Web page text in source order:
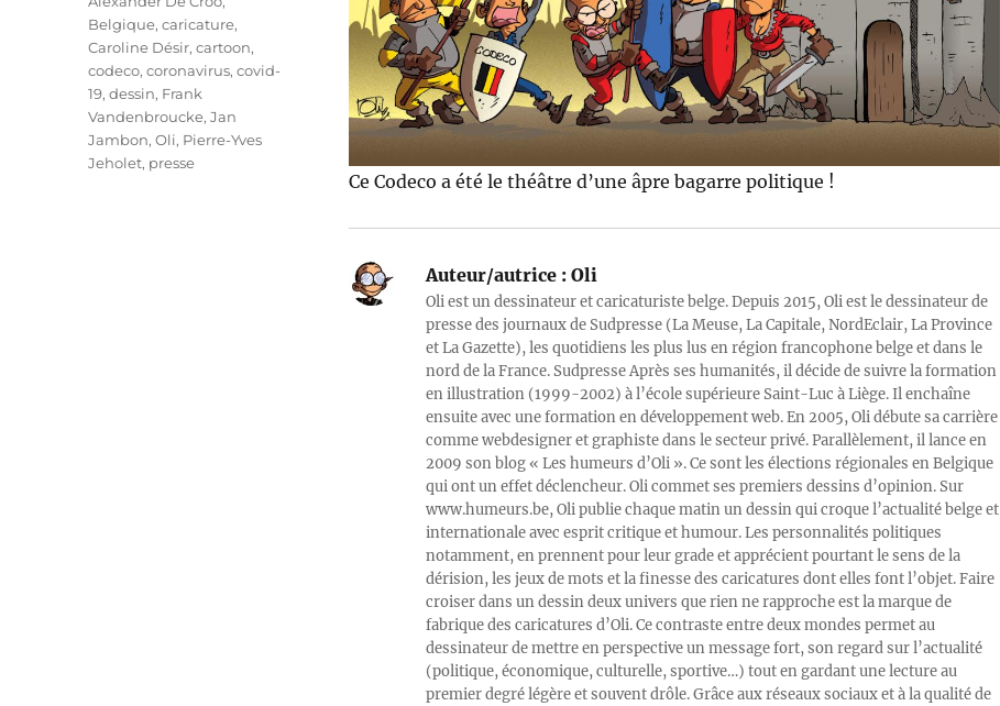
Ce Codeco a été le théâtre d’une âpre bagarre politique !
Auteur/autrice :Oli
Oli est un dessinateur et caricaturiste belge. Depuis 2015, Oli est le dessinateur de
presse des journaux de Sudpresse (La Meuse, La Capitale, NordEclair, La Province
et La Gazette), les quotidiens les plus lus en région francophone belge et dans le
nord de la France. Sudpresse Après ses humanités, il décide de suivre la formation
en illustration (1999-2002) à l’école supérieure Saint-Luc à Liège. Il enchaîne
ensuite avec une formation en développement web. En 2005, Oli débute sa carrière
comme webdesigner et graphiste dans le secteur privé. Parallèlement, il lance en
2009 son blog « Les humeurs d’Oli ». Ce sont les élections régionales en Belgique
qui ont un effet déclencheur. Oli commet ses premiers dessins d’opinion. Sur
www.humeurs.be, Oli publie chaque matin un dessin qui croque l’actualité belge et
internationale avec esprit critique et humour. Les personnalités politiques
notamment, en prennent pour leur grade et apprécient pourtant le sens de la
dérision, les jeux de mots et la finesse des caricatures dont elles font l’objet. Faire
croiser dans un dessin deux univers que rien ne rapproche est la marque de
fabrique des caricatures d’Oli. Ce contraste entre deux mondes permet au
dessinateur de mettre en perspective un message fort, son regard sur l’actualité
(politique, économique, culturelle, sportive…) tout en gardant une lecture au
premier degré légère et souvent drôle. Grâce aux réseaux sociaux et à la qualité de
Belgique,caricature,
Caroline Désir,cartoon,
codeco,coronavirus,covid-
19,dessin, Frank
Vandenbroucke,Jan
Jambon,Oli, Pierre-Yves
Jeholet, presse